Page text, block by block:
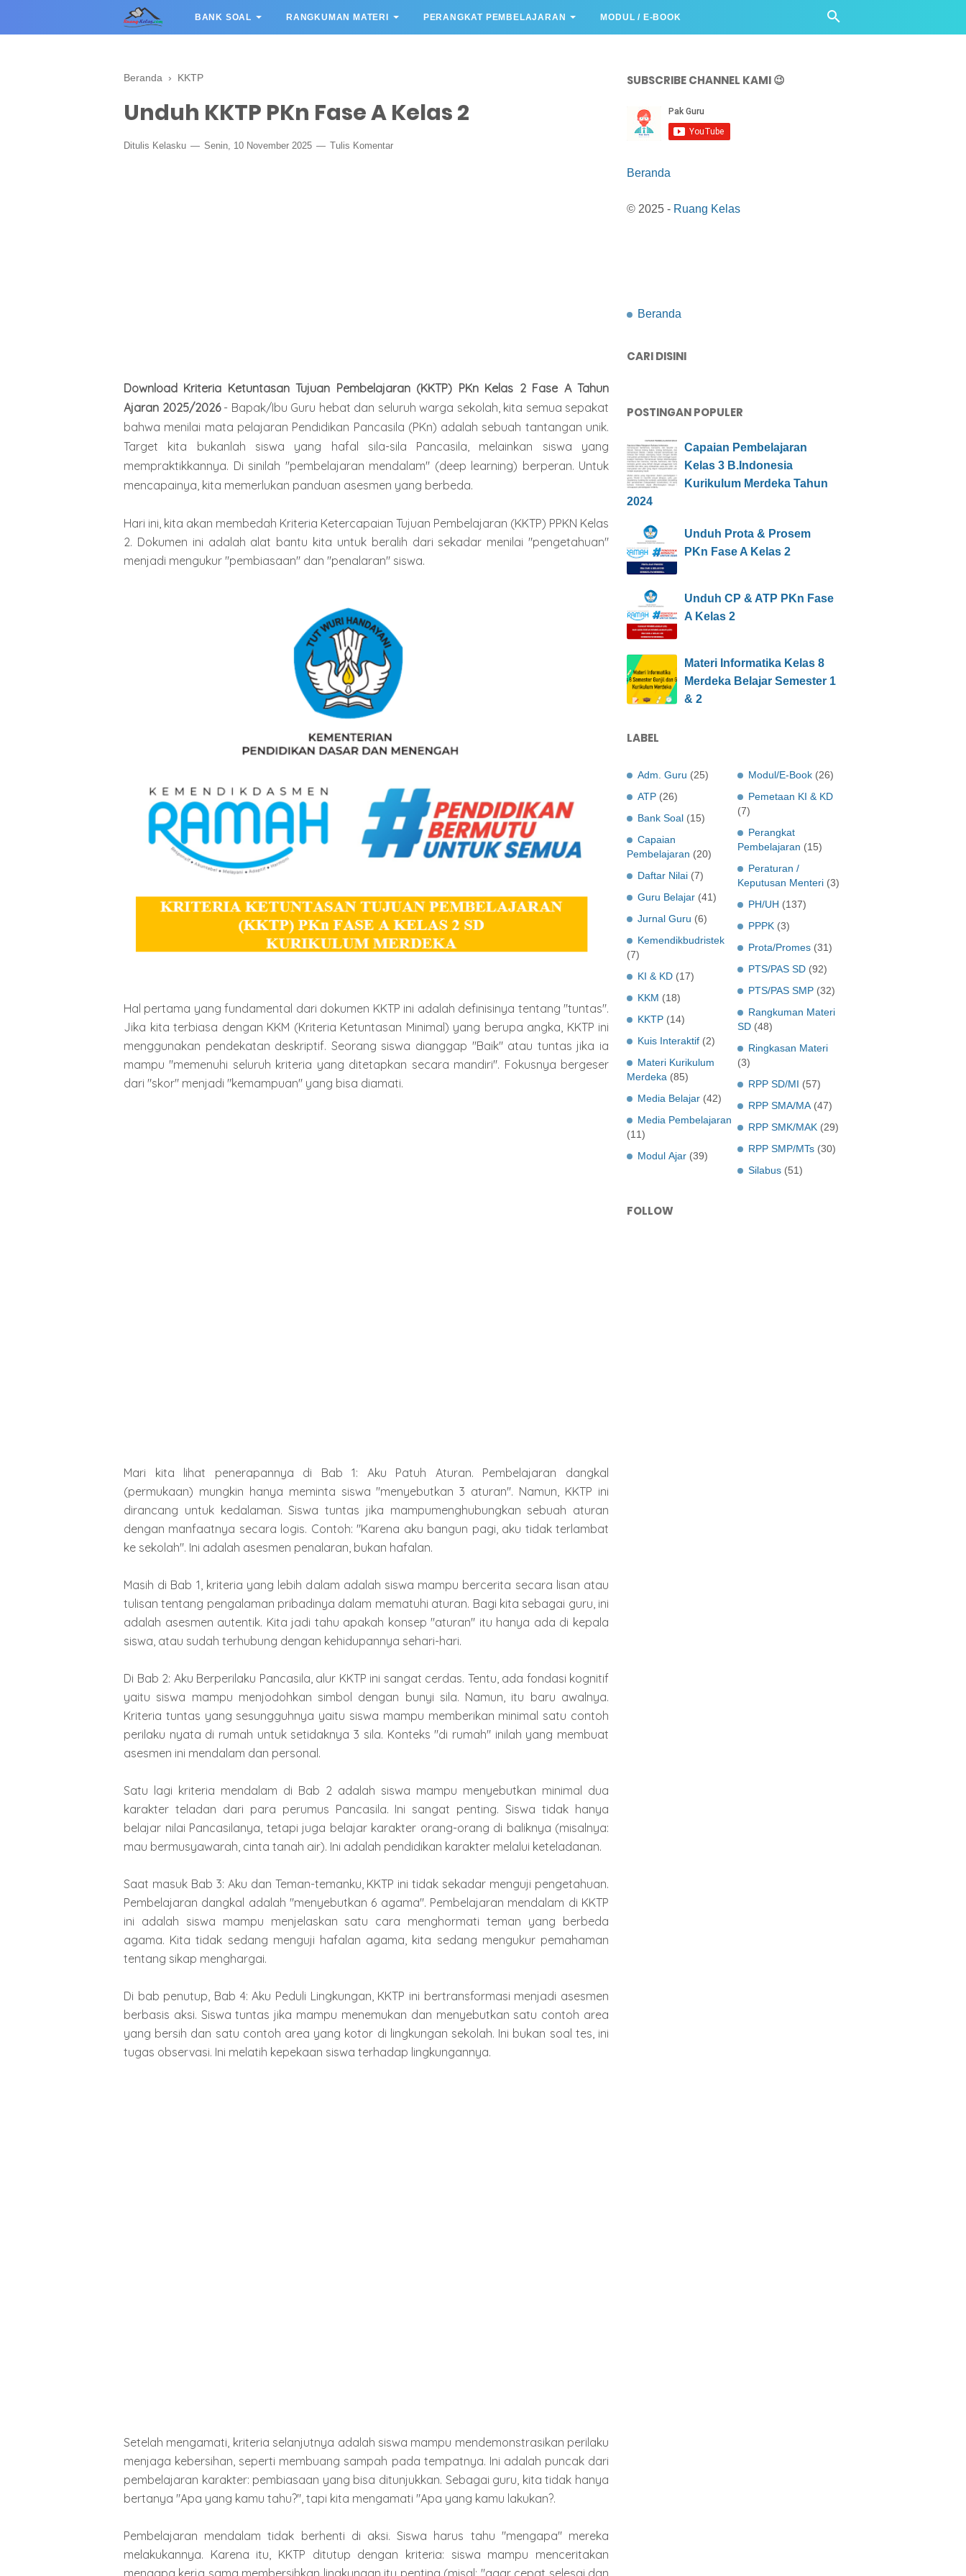
BANK SOAL RANGKUMAN MATERI PERANGKAT PEMBELAJARAN MODUL / E-BOOK
Beranda › KKTP
Unduh KKTP PKn Fase A Kelas 2
Ditulis Kelasku Senin, 10 November 2025 Tulis Komentar
Download Kriteria Ketuntasan Tujuan Pembelajaran (KKTP) PKn Kelas 2 Fase A Tahun
Ajaran 2025/2026- Bapak/Ibu Guru hebat dan seluruh warga sekolah, kita semua sepakat
bahwa menilai mata pelajaran Pendidikan Pancasila (PKn) adalah sebuah tantangan unik.
Target kita bukanlah siswa yang hafal sila-sila Pancasila, melainkan siswa yang
mempraktikkannya. Di sinilah "pembelajaran mendalam" (deep learning) berperan. Untuk
mencapainya, kita memerlukan panduan asesmen yang berbeda.
Hari ini, kita akan membedah Kriteria Ketercapaian Tujuan Pembelajaran (KKTP) PPKN Kelas
2. Dokumen ini adalah alat bantu kita untuk beralih dari sekadar menilai "pengetahuan"
menjadi mengukur "pembiasaan" dan "penalaran" siswa.
Hal pertama yang fundamental dari dokumen KKTP ini adalah definisinya tentang "tuntas".
Jika kita terbiasa dengan KKM (Kriteria Ketuntasan Minimal) yang berupa angka, KKTP ini
menggunakan pendekatan deskriptif. Seorang siswa dianggap "Baik" atau tuntas jika ia
mampu "memenuhi seluruh kriteria yang ditetapkan secara mandiri". Fokusnya bergeser
dari "skor" menjadi "kemampuan" yang bisa diamati.
Mari kita lihat penerapannya di Bab 1: Aku Patuh Aturan. Pembelajaran dangkal
(permukaan) mungkin hanya meminta siswa "menyebutkan 3 aturan". Namun, KKTP ini
dirancang untuk kedalaman. Siswa tuntas jika mampumenghubungkan sebuah aturan
dengan manfaatnya secara logis. Contoh: "Karena aku bangun pagi, aku tidak terlambat
ke sekolah". Ini adalah asesmen penalaran, bukan hafalan.
Masih di Bab 1, kriteria yang lebih dalam adalah siswa mampu bercerita secara lisan atau
tulisan tentang pengalaman pribadinya dalam mematuhi aturan. Bagi kita sebagai guru, ini
adalah asesmen autentik. Kita jadi tahu apakah konsep "aturan" itu hanya ada di kepala
siswa, atau sudah terhubung dengan kehidupannya sehari-hari.
Di Bab 2: Aku Berperilaku Pancasila, alur KKTP ini sangat cerdas. Tentu, ada fondasi kognitif
yaitu siswa mampu menjodohkan simbol dengan bunyi sila. Namun, itu baru awalnya.
Kriteria tuntas yang sesungguhnya yaitu siswa mampu memberikan minimal satu contoh
perilaku nyata di rumah untuk setidaknya 3 sila. Konteks "di rumah" inilah yang membuat
asesmen ini mendalam dan personal.
Satu lagi kriteria mendalam di Bab 2 adalah siswa mampu menyebutkan minimal dua
karakter teladan dari para perumus Pancasila. Ini sangat penting. Siswa tidak hanya
belajar nilai Pancasilanya, tetapi juga belajar karakter orang-orang di baliknya (misalnya:
mau bermusyawarah, cinta tanah air). Ini adalah pendidikan karakter melalui keteladanan.
Saat masuk Bab 3: Aku dan Teman-temanku, KKTP ini tidak sekadar menguji pengetahuan.
Pembelajaran dangkal adalah "menyebutkan 6 agama". Pembelajaran mendalam di KKTP
ini adalah siswa mampu menjelaskan satu cara menghormati teman yang berbeda
agama. Kita tidak sedang menguji hafalan agama, kita sedang mengukur pemahaman
tentang sikap menghargai.
Di bab penutup, Bab 4: Aku Peduli Lingkungan, KKTP ini bertransformasi menjadi asesmen
berbasis aksi. Siswa tuntas jika mampu menemukan dan menyebutkan satu contoh area
yang bersih dan satu contoh area yang kotor di lingkungan sekolah. Ini bukan soal tes, ini
tugas observasi. Ini melatih kepekaan siswa terhadap lingkungannya.
Setelah mengamati, kriteria selanjutnya adalah siswa mampu mendemonstrasikan perilaku
menjaga kebersihan, seperti membuang sampah pada tempatnya. Ini adalah puncak dari
pembelajaran karakter: pembiasaan yang bisa ditunjukkan. Sebagai guru, kita tidak hanya
bertanya "Apa yang kamu tahu?", tapi kita mengamati "Apa yang kamu lakukan?.
Pembelajaran mendalam tidak berhenti di aksi. Siswa harus tahu "mengapa" mereka
melakukannya. Karena itu, KKTP ditutup dengan kriteria: siswa mampu menceritakan
SUBSCRIBE CHANNEL KAMI 😉
Beranda
© 2025 - Ruang Kelas
Beranda
CARI DISINI
POSTINGAN POPULER
Capaian Pembelajaran
Kelas 3 B.Indonesia
Kurikulum Merdeka Tahun
2024
Unduh Prota & Prosem
PKn Fase A Kelas 2
Unduh CP & ATP PKn Fase
A Kelas 2
Materi Informatika Kelas 8
Merdeka Belajar Semester 1
& 2
LABEL
Adm. Guru (25)
ATP (26)
Bank Soal (15)
Capaian
Pembelajaran (20)
Daftar Nilai (7)
Guru Belajar (41)
Jurnal Guru (6)
Kemendikbudristek
(7)
KI & KD (17)
KKM (18)
KKTP (14)
Kuis Interaktif (2)
Materi Kurikulum
Merdeka (85)
Media Belajar (42)
Media Pembelajaran
(11)
Modul Ajar (39)
Modul/E-Book (26)
Pemetaan KI & KD
(7)
Perangkat
Pembelajaran (15)
Peraturan /
Keputusan Menteri (3)
PH/UH (137)
PPPK (3)
Prota/Promes (31)
PTS/PAS SD (92)
PTS/PAS SMP (32)
Rangkuman Materi
SD (48)
Ringkasan Materi
(3)
RPP SD/MI (57)
RPP SMA/MA (47)
RPP SMK/MAK (29)
RPP SMP/MTs (30)
Silabus (51)
FOLLOW